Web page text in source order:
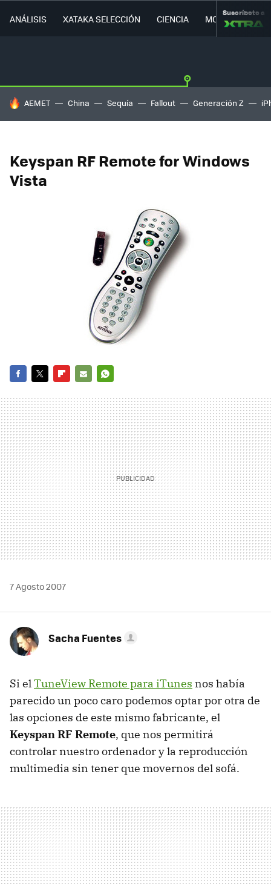
ANÁLISIS XATAKA SELECCIÓN CIENCIA MOVILIDAD
Suscríbete a
HOY SE HABLA DE
AEMET China Sequía Fallout Generación Z
Keyspan RF Remote for Windows
Vista
MAIL
7 Agosto 2007
Sacha Fuentes
Si elTuneView Remote para iTunes nos había
parecido un poco caro podemos optar por otra de
las opciones de este mismo fabricante, el
Keyspan RF Remote, que nos permitirá
controlar nuestro ordenador y la reproducción
multimedia sin tener que movernos del sofá.